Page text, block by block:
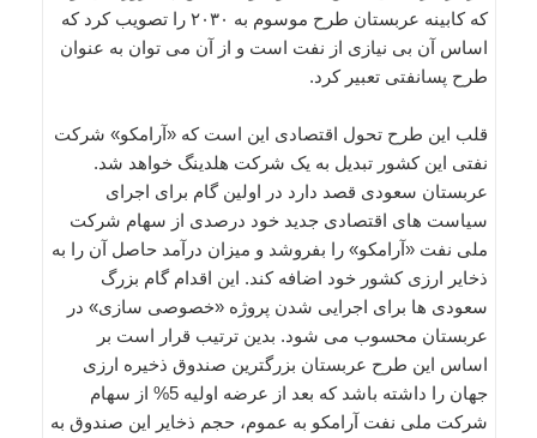
که کابینه عربستان طرح موسوم به ۲۰۳۰ را تصویب کرد که
اساس آن بی نیازی از نفت است و از آن می توان به عنوان
طرح پسانفتی تعبیر کرد.
قلب این طرح تحول اقتصادی این است که «آرامکو» شرکت
نفتی این کشور تبدیل به یک شرکت هلدینگ خواهد شد.
عربستان سعودی قصد دارد در اولین گام برای اجرای
سیاست های اقتصادی جدید خود درصدی از سهام شرکت
ملی نفت «آرامکو» را بفروشد و میزان درآمد حاصل آن را به
ذخایر ارزی کشور خود اضافه کند. این اقدام گام بزرگ
سعودی ها برای اجرایی شدن پروژه «خصوصی سازی» در
عربستان محسوب می شود. بدین ترتیب قرار است بر
اساس این طرح عربستان بزرگترین صندوق ذخیره ارزی
جهان را داشته باشد که بعد از عرضه اولیه 5% از سهام
شرکت ملی نفت آرامکو به عموم، حجم ذخایر این صندوق به